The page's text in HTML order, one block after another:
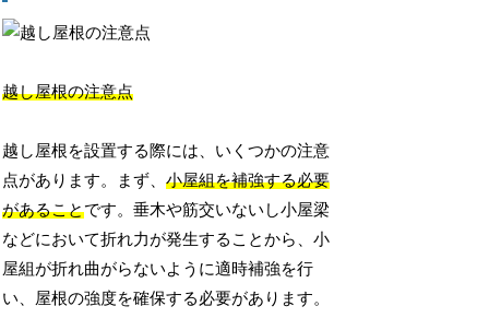
越し屋根の注意点
越し屋根を設置する際には、いくつかの注意
点があります。まず、小屋組を補強する必要
があることです。垂木や筋交いないし小屋梁
などにおいて折れ力が発生することから、小
屋組が折れ曲がらないように適時補強を行
い、屋根の強度を確保する必要があります。